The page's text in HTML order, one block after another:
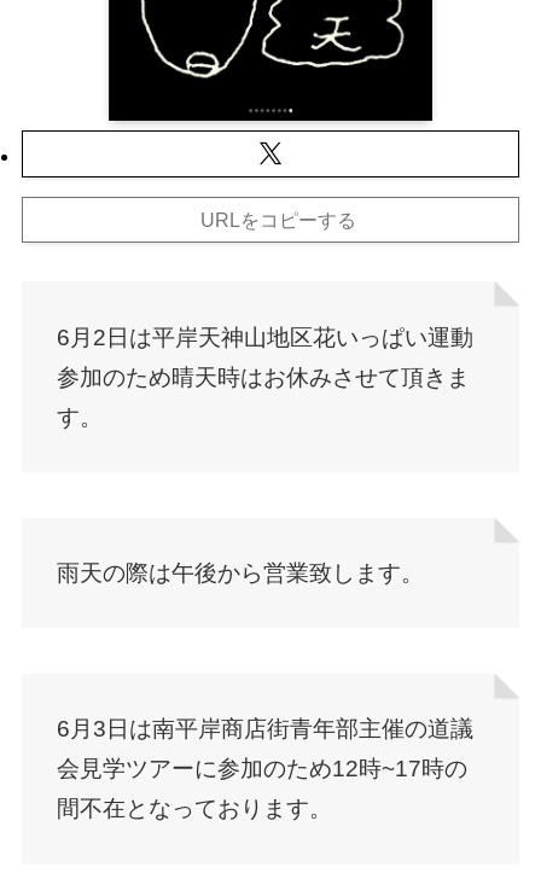
URLをコピーする
6月2日は平岸天神山地区花いっぱい運動
参加のため晴天時はお休みさせて頂きま
す。
雨天の際は午後から営業致します。
6月3日は南平岸商店街青年部主催の道議
会見学ツアーに参加のため12時~17時の
間不在となっております。